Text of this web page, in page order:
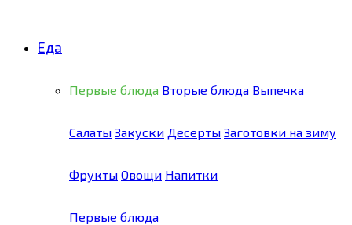
Еда
Первые блюда Вторые блюда Выпечка
Салаты Закуски Десерты Заготовки на зиму
Фрукты Овощи Напитки
Первые блюда